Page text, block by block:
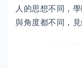
人的思想不同，
與角度都不同，見